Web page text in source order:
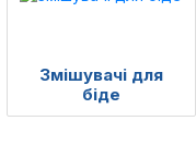
Змішувачі для
біде